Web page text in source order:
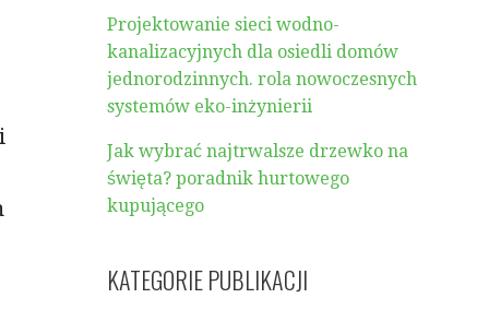
Projektowanie sieci wodno-
kanalizacyjnych dla osiedli domów
jednorodzinnych. rola nowoczesnych
systemów eko-inżynierii
Jak wybrać najtrwalsze drzewko na
święta? poradnik hurtowego
kupującego
KATEGORIE PUBLIKACJI